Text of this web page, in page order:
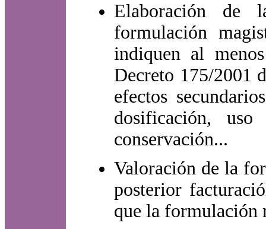
Elaboración de
formulación
indiquen al
Decreto 175/2001
efectos
dosificación,
conservación...
Valoración de la
posterior
que la formulación